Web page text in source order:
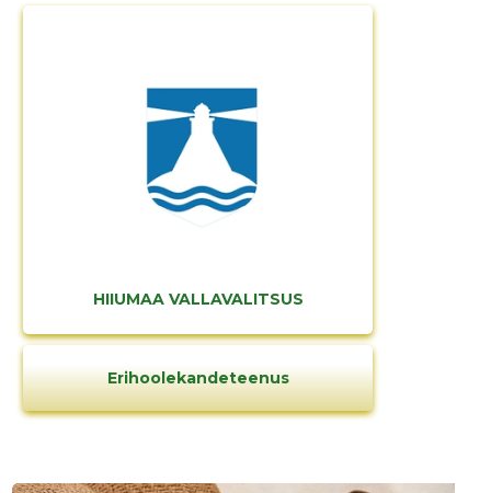
HIIUMAA VALLAVALITSUS
Erihoolekandeteenus